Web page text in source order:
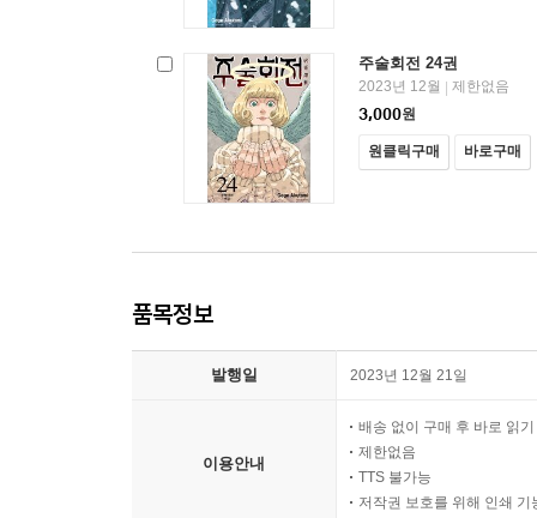
주술회전 24권
2023년 12월 | 제한없음
3,000원
원클릭구매 바로구매
품목정보
발행일 2023년 12월 21일
이용안내
배송 없이 구매 후 바로 읽기
제한없음
TTS 불가능
저작권 보호를 위해 인쇄 기